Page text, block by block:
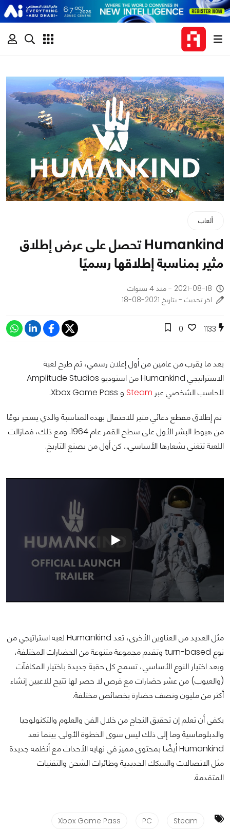
ألعاب
Humankind تحصل على عرض إطلاق
مثير بمناسبة إطلاقها رسميًا
2021-08-18 - منذ 4 سنوات
اخر تحديث - بتاريخ 2021-08-18
1133
0
بعد ما يقرب من عامين من أول إعلان رسمي، تم طرح لعبة
الاستراتيجي Humankind من استوديو Amplitude Studios
للحاسب الشخصي عبر Steam و Xbox Game Pass.
تم إطلاق مقطع دعائي مثير للاحتفال بهذه المناسبة والذي يسخر نوعًا
من هبوط البشر الأول على سطح القمر عام 1964. ومع ذلك، فمازالت
اللعبة تتغنى بشعارها الأساسي… كن أول من يصنع التاريخ.
مثل العديد من العناوين الأخرى، تعد Humankind لعبة استراتيجي من
نوع turn-based وتقدم مجموعة متنوعة من الحضارات المختلفة،
وبعد اختيار النوع الأساسي، تسمح كل حقبة جديدة باختيار المكافآت
(والعيوب) من عشر حضارات مع فرص لا حصر لها تتيح للاعبين إنشاء
أكثر من مليون ونصف حضارة بخصائص مختلفة.
يكفي أن تعلم إن تحقيق النجاح من خلال الفن والعلوم والتكنولوجيا
والدبلوماسية وما إلى ذلك ليس سوى الخطوة الأولى. بينما تعد
Humankind أيضًا بمحتوى مميز في نهاية الأحداث مع أنظمة جديدة
مثل الاتصالات والسكك الحديدية وطائرات الشحن والتقنيات
المتقدمة.
Steam
PC
Xbox Game Pass